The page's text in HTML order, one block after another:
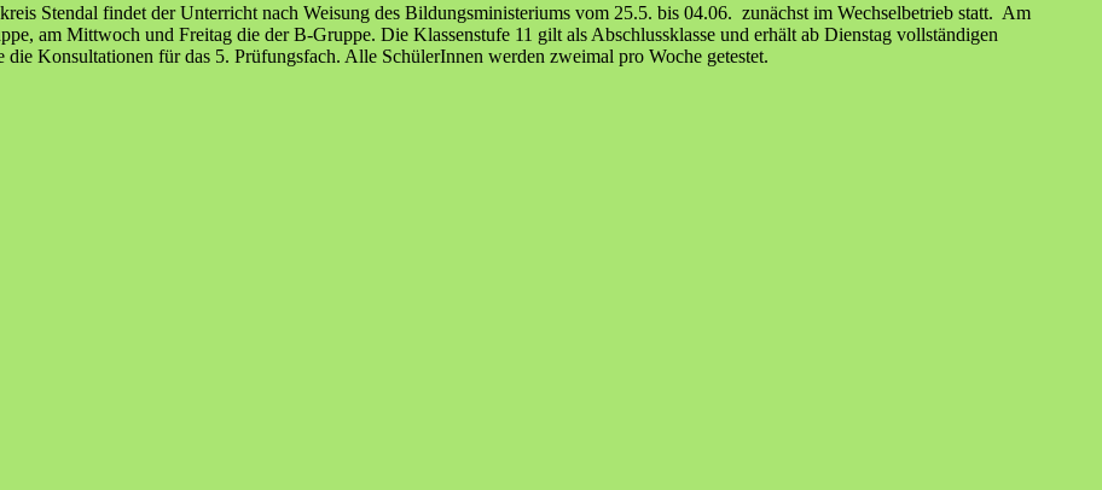
Stendal findet der Unterricht nach Weisung des Bildungsministeriums vom 25.5. bis 04.06. zunächst im Wechselbetrieb statt. Am
am Mittwoch und Freitag die der B-Gruppe. Die Klassenstufe 11 gilt als Abschlussklasse und erhält ab Dienstag vollständigen
Konsultationen für das 5. Prüfungsfach. Alle SchülerInnen werden zweimal pro Woche getestet.